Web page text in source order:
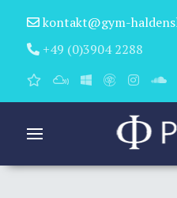
kontakt@gym-
+49 (0)3904 2288